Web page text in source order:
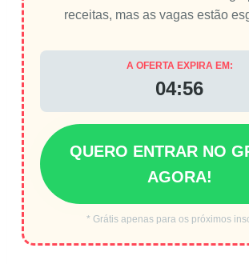
receitas, mas as vagas estão
A OFERTA EXPIRA EM:
04:55
QUERO ENTRAR NO
AGORA!
* Grátis apenas para os próximos